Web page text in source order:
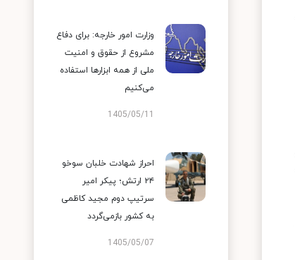
وزارت امور خارجه: برای دفاع
مشروع از حقوق و امنیت
ملی از همه ابزارها استفاده
می‌کنیم
1405/05/11
احراز شهادت خلبان سوخو
۲۴ ارتش؛ پیکر امیر
سرتیپ دوم مجید کاظمی
به کشور بازمی‌گردد
1405/05/07